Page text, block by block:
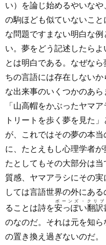
い）を論じ始めるやいな
の駒ほども似ていないこ
な問題ですまない明白な
い。夢をどう記述したら
とは明白である。なぜな
ちの言語には存在しない
な出来事のいくつかのあら
「山高帽をかぶったヤマ
トリートを歩く夢を見た
が、これではその夢の本
に、たとえもし心理学者
たとしてもその大部分は
質感、ヤマアラシにその
しては言語世界の外にあ
ることは詩を安っぽい翻訳
ボーンズ・クリブ
のなのだ。それは元を知
の置き換え過ぎないのだ。